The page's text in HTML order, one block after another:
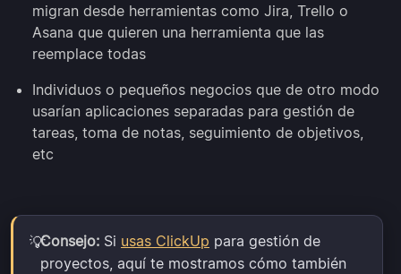
migran desde herramientas como Jira, Trello o
Asana que quieren una herramienta que las
reemplace todas
Individuos o pequeños negocios que de otro modo
usarían aplicaciones separadas para gestión de
tareas, toma de notas, seguimiento de objetivos,
etc
💡Consejo: Si usas ClickUp para gestión de
proyectos, aquí te mostramos cómo también